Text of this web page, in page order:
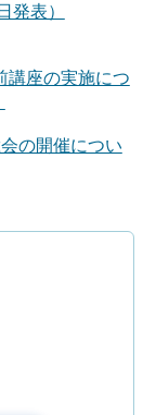
発表）
講座の実施につ
の開催につい